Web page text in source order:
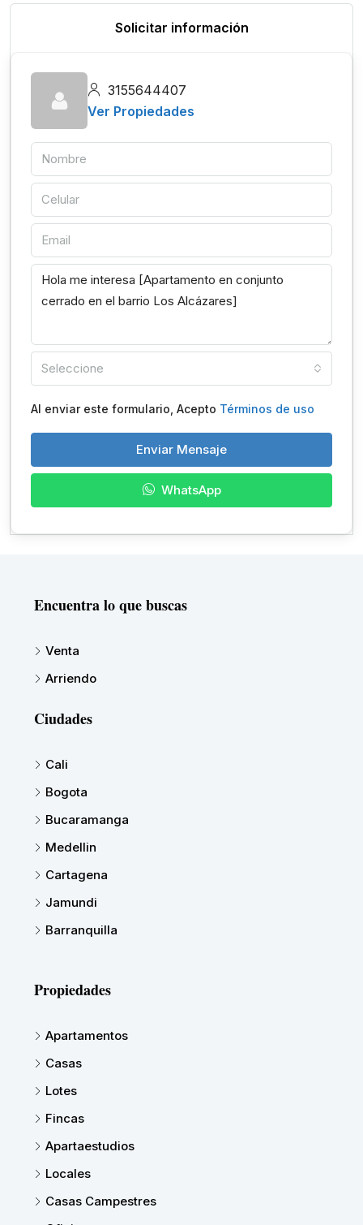
Solicitar información
3155644407
Ver Propiedades
Seleccione
Al enviar este formulario, Acepto Términos de uso
Enviar Mensaje
WhatsApp
Encuentra lo que buscas
Venta
Arriendo
Ciudades
Cali
Bogota
Bucaramanga
Medellin
Cartagena
Jamundi
Barranquilla
Propiedades
Apartamentos
Casas
Lotes
Fincas
Apartaestudios
Locales
Casas Campestres